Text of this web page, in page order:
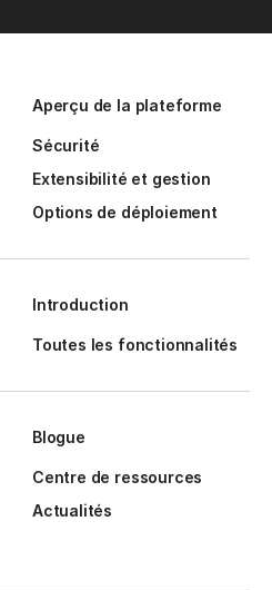
Aperçu de la plateforme
Sécurité
Extensibilité et gestion
Options de déploiement
Introduction
Toutes les fonctionnalités
Blogue
Centre de ressources
Actualités